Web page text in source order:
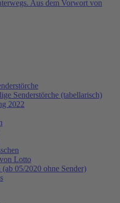
Aus dem Vorwort von
Senderstörche (tabellarisch)
2022
Lotto
(ab 05/2020 ohne Sender)